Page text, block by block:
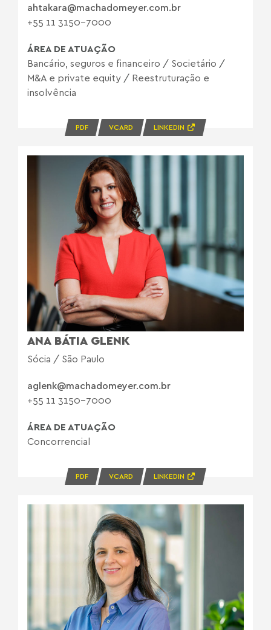
ahtakara@machadomeyer.com.br
+55 11 3150-7000
ÁREA DE ATUAÇÃO
Bancário, seguros e financeiro / Societário /
M&A e private equity / Reestruturação e
insolvência
PDF VCARD LINKEDIN
ANA BÁTIA GLENK
Sócia / São Paulo
aglenk@machadomeyer.com.br
+55 11 3150-7000
ÁREA DE ATUAÇÃO
Concorrencial
PDF VCARD LINKEDIN